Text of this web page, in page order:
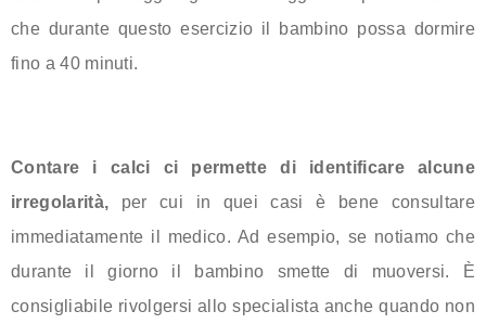
che durante questo esercizio il bambino possa dormire
fino a 40 minuti.
Contare i calci ci permette di identificare alcune
irregolarità, per cui in quei casi è bene consultare
immediatamente il medico. Ad esempio, se notiamo che
durante il giorno il bambino smette di muoversi. È
consigliabile rivolgersi allo specialista anche quando non